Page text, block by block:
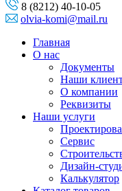
8 (8212) 40-10-05
olvia-komi@mail.ru
Главная
О нас
Документы
Наши
О компании
Реквизиты
Наши услуги
Сервис
Дизайн-
Калькулятор